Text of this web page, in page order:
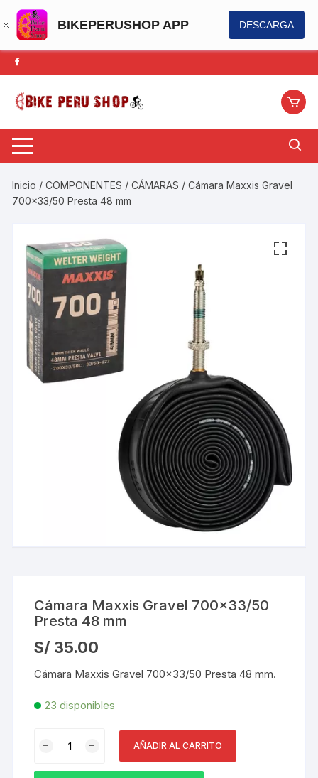
BIKEPERUSHOP APP DESCARGA
Saltar
al
contenido
Inicio /COMPONENTES /CÁMARAS / Cámara Maxxis Gravel
700×33/50 Presta 48 mm
Cámara Maxxis Gravel 700×33/50
Presta 48 mm
S/ 35.00
Cámara Maxxis Gravel 700×33/50 Presta 48 mm.
23 disponibles
Gravel
AÑADIR AL CARRITO